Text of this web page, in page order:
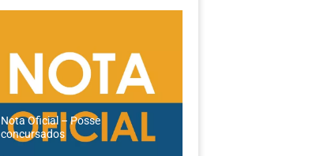
Nota Oficial – Posse
concursados